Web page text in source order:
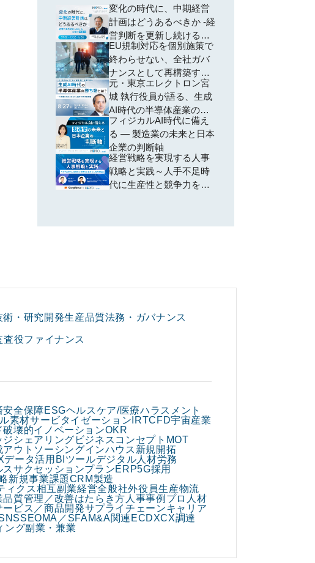
変化の時代に、中期経営
計画はどうあるべきか -経
営判断を更新し続ける企
業の共通点-
EU規制対応を個別施策で
終わらせない、全社ガバ
ナンスとして再構築する
方法 ―個別対応から脱却
し、規制横断で共通領域
を再編するための全社設
計―
元・東京エレクトロン宮
城 執行役員が語る、生成
AI時代の半導体産業の勝
ち筋とは？ ~AI特需に踊
らされない、投資・SCM
の判断軸~
フィジカルAI時代に備え
る ― 製造業の未来と日本
企業の判断軸
経営戦略を実現する人事
戦略と実践～人手不足時
代に生産性と競争力を高
術・研究開発生産品質法務・ガバナンス
査役ファイナンス
安全保障ESGヘルスケア/医療ハラスメント
素材サービタイゼーション IRTCFD宇宙産業
破壊的イノベーションOKR
ジシェアリング ビジネスコンセプト MOT
アウトソーシングインハウス 新規開拓
データ活用 BIツールデジタル人材労務
スサクセッションプランERP5G採用
新規事業課題CRM製造
ィクス相互副業経営全般社外役員生産物流
品質管理／改善はたらき方 人事事例 プロ人材
ービス／商品開発サプライチェーンキャリア
SEOMA／SFAM&A関連 ECDXCX調達
ング副業・兼業